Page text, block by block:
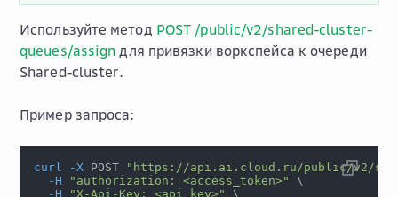
Используйте метод POST /public/v2/shared-cluster-
queues/assign для привязки воркспейса к очереди
Shared-cluster.
Пример запроса:
curl -X POST
"https://api.ai.cloud.ru/public/v2/
-H
"authorization: <access_token>"
\
-H
"X-Api-Key: <api_key>"
\